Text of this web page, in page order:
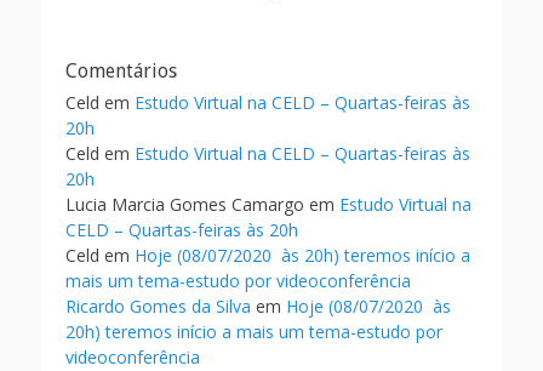
Comentários
Celd em Estudo Virtual na CELD – Quartas-feiras às
20h
Celd em Estudo Virtual na CELD – Quartas-feiras às
20h
Lucia Marcia Gomes Camargo em Estudo Virtual na
CELD – Quartas-feiras às 20h
Celd em Hoje (08/07/2020 às 20h) teremos início a
mais um tema-estudo por videoconferência
Ricardo Gomes da Silva em Hoje (08/07/2020 às
20h) teremos início a mais um tema-estudo por
videoconferência